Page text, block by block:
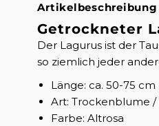
Artikelbeschreibung
Getrockneter
Der Lagurus ist der
so ziemlich jeder
Länge: ca. 50-75 cm
Art: Trockenblume
Farbe: Altrosa